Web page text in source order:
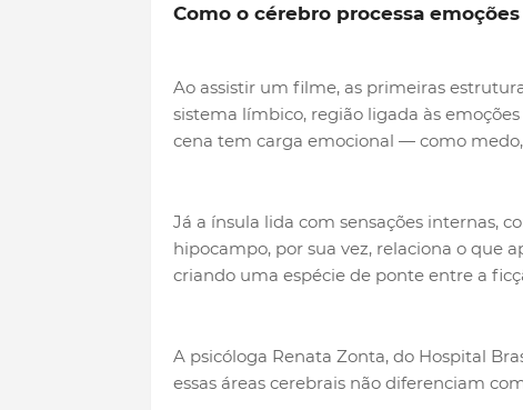
Como o cérebro processa
Ao assistir um filme, as primeiras
sistema límbico, região ligada às
cena tem carga emocional — como
Já a ínsula lida com sensações internas,
hipocampo, por sua vez, relaciona o que
criando uma espécie de ponte entre a
A psicóloga Renata Zonta, do Hospital
essas áreas cerebrais não diferenciam